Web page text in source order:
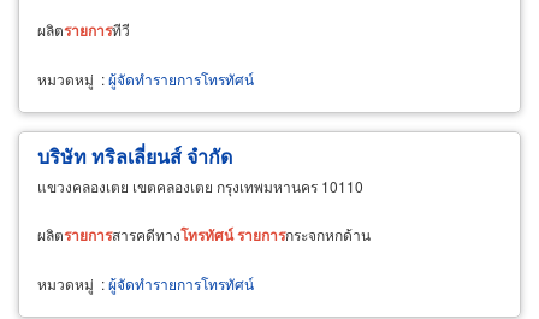
ผลิตรายการทีวี
หมวดหมู่ :ผู้จัดทำรายการโทรทัศน์
บริษัท ทริลเลี่ยนส์ จำกัด
แขวงคลองเตย เขตคลองเตย กรุงเทพมหานคร 10110
ผลิตรายการสารคดีทางโทรทัศน์รายการกระจกหกด้าน
หมวดหมู่ :ผู้จัดทำรายการโทรทัศน์